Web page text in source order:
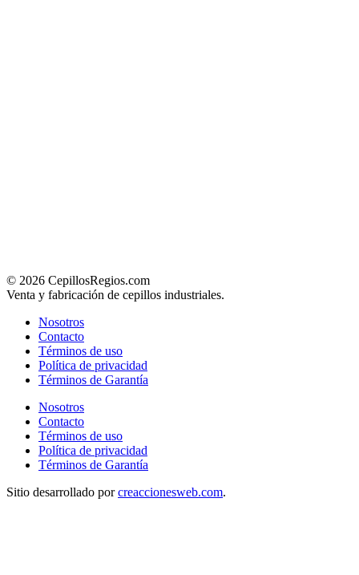
© 2026 CepillosRegios.com
Venta y fabricación de cepillos industriales.
Nosotros
Contacto
Términos de uso
Política de privacidad
Términos de Garantía
Nosotros
Contacto
Términos de uso
Política de privacidad
Términos de Garantía
Sitio desarrollado porcreaccionesweb.com.